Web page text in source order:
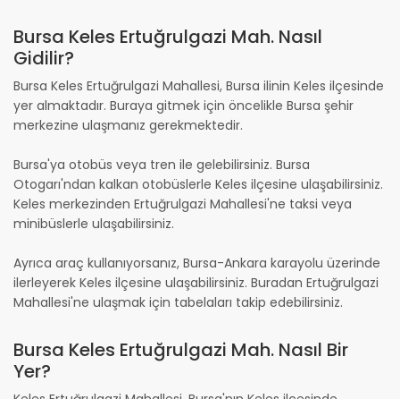
Bursa Keles Ertuğrulgazi Mah. Nasıl
Gidilir?
Bursa Keles Ertuğrulgazi Mahallesi, Bursa ilinin Keles ilçesinde
yer almaktadır. Buraya gitmek için öncelikle Bursa şehir
merkezine ulaşmanız gerekmektedir.
Bursa'ya otobüs veya tren ile gelebilirsiniz. Bursa
Otogarı'ndan kalkan otobüslerle Keles ilçesine ulaşabilirsiniz.
Keles merkezinden Ertuğrulgazi Mahallesi'ne taksi veya
minibüslerle ulaşabilirsiniz.
Ayrıca araç kullanıyorsanız, Bursa-Ankara karayolu üzerinde
ilerleyerek Keles ilçesine ulaşabilirsiniz. Buradan Ertuğrulgazi
Mahallesi'ne ulaşmak için tabelaları takip edebilirsiniz.
Bursa Keles Ertuğrulgazi Mah. Nasıl Bir
Yer?